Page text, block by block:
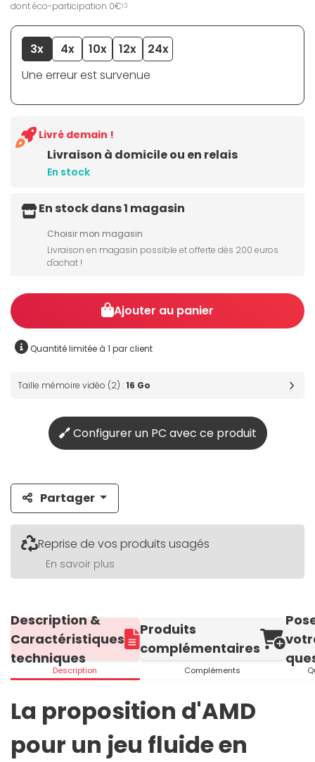
dont éco-participation 0€13
3x 4x 10x 12x
24x
Une erreur est survenue
Livraison à domicile ou en relais
En stock
Livré demain !
En stock dans 1 magasin
Choisir mon magasin
Livraison en magasin possible et offerte dès 200 euros
d'achat !
Ajouter au panier
Quantité limitée à 1 par client
Taille mémoire vidéo (2) :16 Go
Configurer un PC avec ce produit
Partager
Reprise de vos produits usagés
En savoir plus
Description &
Caractéristiques
techniques
Description
Produits
complémentaires
Compléments
La proposition d'AMD
pour un jeu fluide en